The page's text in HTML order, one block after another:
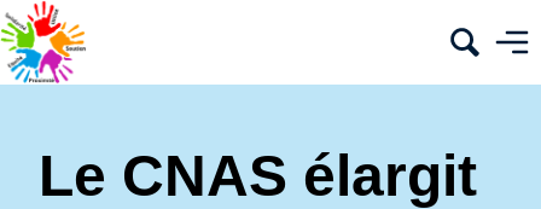
Le CNAS élargit